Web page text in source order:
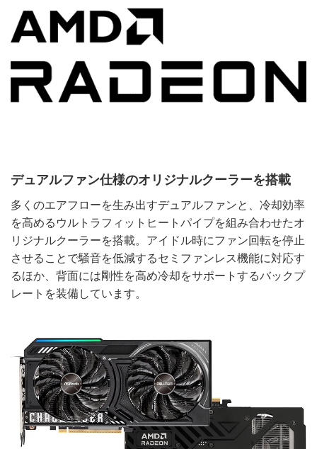
デュアルファン仕様のオリジナルクーラーを搭載
多くのエアフローを生み出すデュアルファンと、冷却効率
を高めるウルトラフィットヒートパイプを組み合わせたオ
リジナルクーラーを搭載。アイドル時にファン回転を停止
させることで騒音を低減するセミファンレス機能に対応す
るほか、背面には剛性を高め冷却をサポートするバックプ
レートを装備しています。